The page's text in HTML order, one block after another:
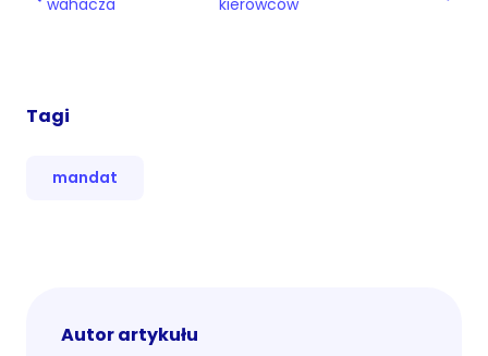
wahacza
kierowców
Tagi
mandat
Autor artykułu